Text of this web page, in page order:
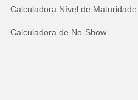
Calculadora Nível de Maturidade
Calculadora de No-Show